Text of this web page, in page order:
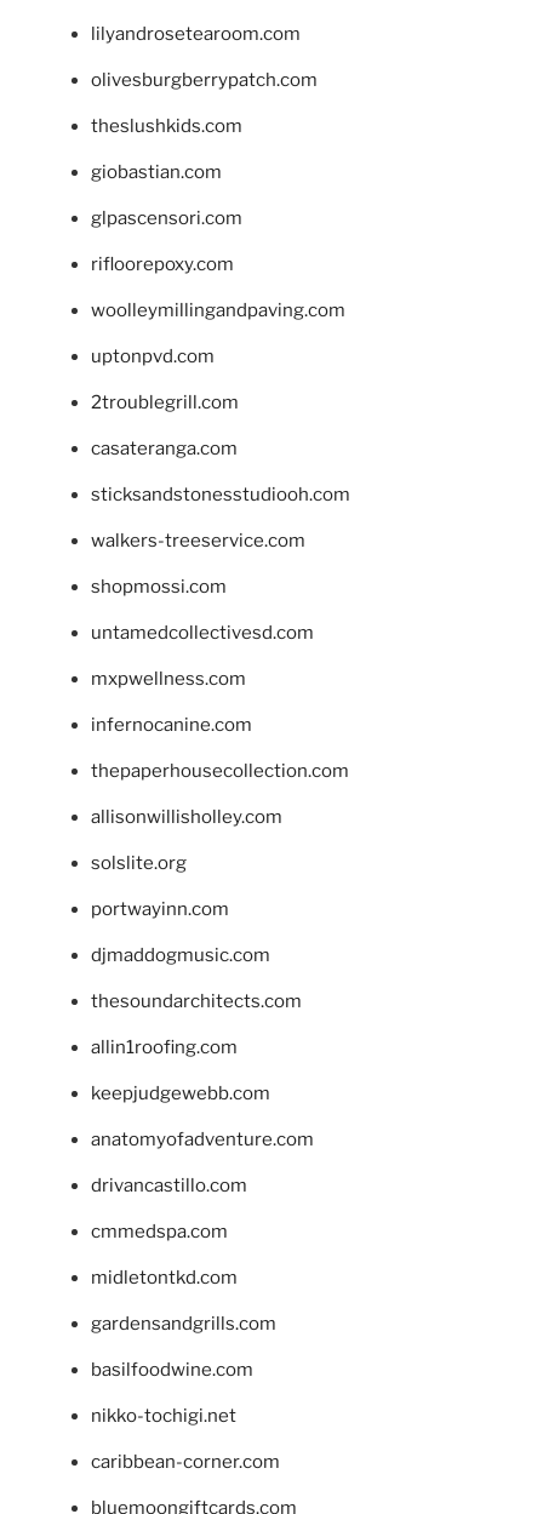
lilyandrosetearoom.com
olivesburgberrypatch.com
theslushkids.com
giobastian.com
glpascensori.com
rifloorepoxy.com
woolleymillingandpaving.com
uptonpvd.com
2troublegrill.com
casateranga.com
sticksandstonesstudiooh.com
walkers-treeservice.com
shopmossi.com
untamedcollectivesd.com
mxpwellness.com
infernocanine.com
thepaperhousecollection.com
allisonwillisholley.com
solslite.org
portwayinn.com
djmaddogmusic.com
thesoundarchitects.com
allin1roofing.com
keepjudgewebb.com
anatomyofadventure.com
drivancastillo.com
cmmedspa.com
midletontkd.com
gardensandgrills.com
basilfoodwine.com
nikko-tochigi.net
caribbean-corner.com
bluemoongiftcards.com